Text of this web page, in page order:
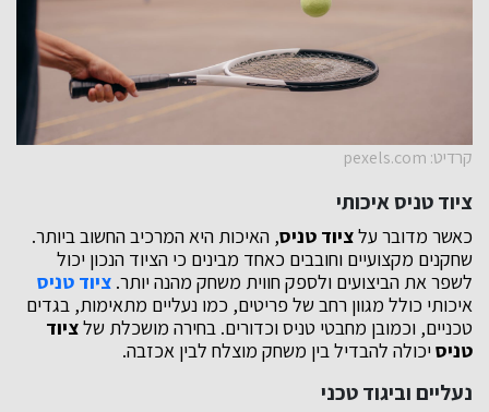
קרדיט: pexels.com
ציוד טניס איכותי
כאשר מדובר עלציוד טניס, האיכות היא המרכיב החשוב ביותר.
שחקנים מקצועיים וחובבים כאחד מבינים כי הציוד הנכון יכול
לשפר את הביצועים ולספק חווית משחק מהנה יותר. ציוד טניס
איכותי כולל מגוון רחב של פריטים, כמו נעליים מתאימות, בגדים
טכניים, וכמובן מחבטי טניס וכדורים. בחירה מושכלת שלציוד
טניס יכולה להבדיל בין משחק מוצלח לבין אכזבה.
נעליים וביגוד טכני